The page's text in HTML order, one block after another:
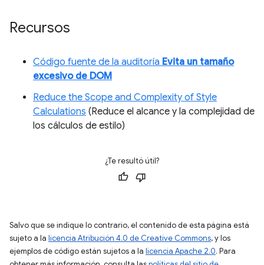
Recursos
Código fuente de la auditoría Evita un tamaño
excesivo de DOM
Reduce the Scope and Complexity of Style
Calculations (Reduce el alcance y la complejidad de
los cálculos de estilo)
¿Te resultó útil?
Salvo que se indique lo contrario, el contenido de esta página está
sujeto a la licencia Atribución 4.0 de Creative Commons, y los
ejemplos de código están sujetos a la licencia Apache 2.0. Para